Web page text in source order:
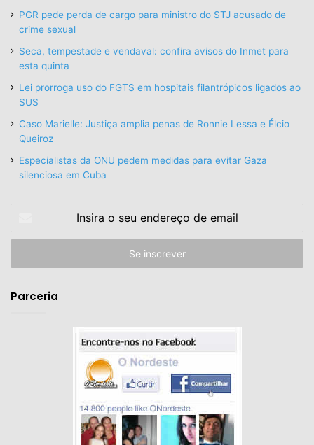
PGR pede perda de cargo para ministro do STJ acusado de
crime sexual
Seca, tempestade e vendaval: confira avisos do Inmet para
esta quinta
Lei prorroga uso do FGTS em hospitais filantrópicos ligados ao
SUS
Caso Marielle: Justiça amplia penas de Ronnie Lessa e Élcio
Queiroz
Especialistas da ONU pedem medidas para evitar Gaza
silenciosa em Cuba
seu
de
Parceria